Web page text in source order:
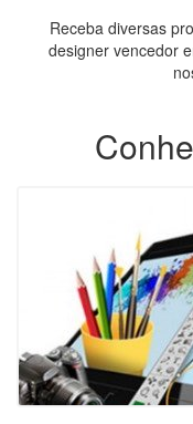
Receba diversas
designer vencedor